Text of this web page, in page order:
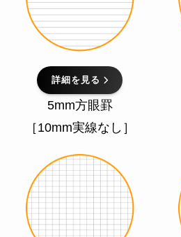
詳細を見る
5mm方眼罫
［10mm実線なし］